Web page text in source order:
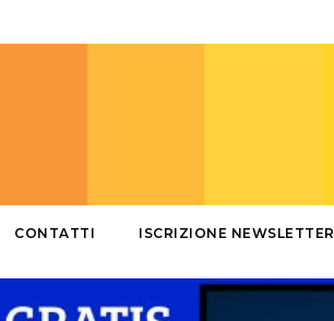
CONTATTI ISCRIZIONE NEWSLETTER